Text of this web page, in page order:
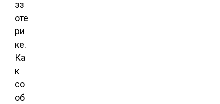
эз
оте
ри
ке.
Ка
к
со
об